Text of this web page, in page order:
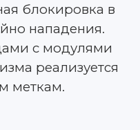
блокировка в
нападения.
с модулями
реализуется
меткам.